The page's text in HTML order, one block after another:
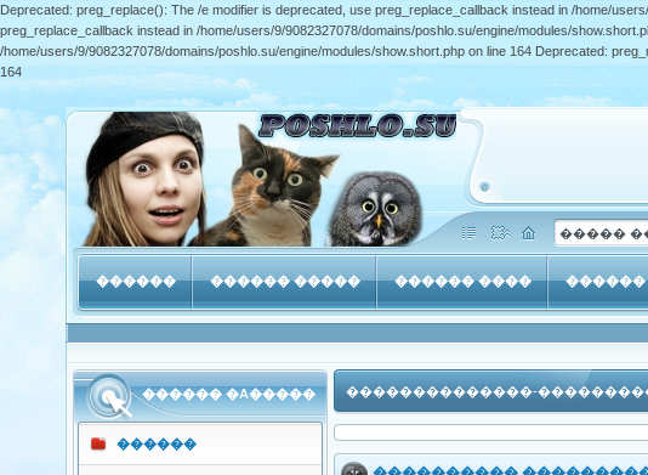
Deprecated: preg_replace(): The /e modifier is deprecated, use preg_replace_callback instead in /home/
preg_replace_callback instead in /home/users/9/9082327078/domains/poshlo.su/engine/modules/
/home/users/9/9082327078/domains/poshlo.su/engine/modules/show.short.php on line 164 Deprecated:
164
������ ������ ����� ������ ���� ������
������ �A�����
������
��������������-